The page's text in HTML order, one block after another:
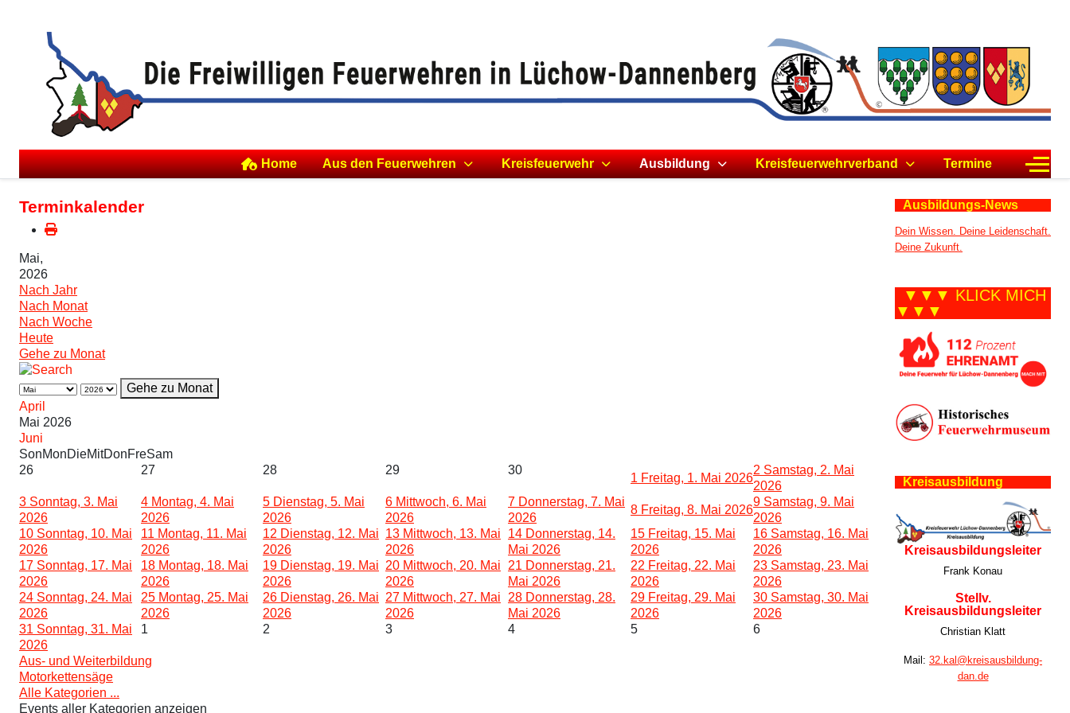
Home Aus den Feuerwehren Kreisfeuerwehr Ausbildung Kreisfeuerwehrverband Termine Off-
Terminkalender
Mai,
2026
Nach Jahr
Nach Monat
Nach Woche
Heute
Gehe zu Monat
Gehe zu Monat
April
Mai 2026
Juni
SonMonDieMitDonFreSam
26
27 28 29 30
1 Freitag, 1. Mai 2026
2 Samstag, 2. Mai
2026
3 Sonntag, 3. Mai
2026
4 Montag, 4. Mai
2026
5 Dienstag, 5. Mai
2026
6 Mittwoch, 6. Mai
2026
7 Donnerstag, 7. Mai
2026
8 Freitag, 8. Mai 2026
9 Samstag, 9. Mai
2026
10 Sonntag, 10. Mai
2026
11 Montag, 11. Mai
2026
12 Dienstag, 12. Mai
2026
13 Mittwoch, 13. Mai
2026
14 Donnerstag, 14.
Mai 2026
15 Freitag, 15. Mai
2026
16 Samstag, 16. Mai
2026
17 Sonntag, 17. Mai
2026
18 Montag, 18. Mai
2026
19 Dienstag, 19. Mai
2026
20 Mittwoch, 20. Mai
2026
21 Donnerstag, 21.
Mai 2026
22 Freitag, 22. Mai
2026
23 Samstag, 23. Mai
2026
24 Sonntag, 24. Mai
2026
25 Montag, 25. Mai
2026
26 Dienstag, 26. Mai
2026
27 Mittwoch, 27. Mai
2026
28 Donnerstag, 28.
Mai 2026
29 Freitag, 29. Mai
2026
30 Samstag, 30. Mai
2026
31 Sonntag, 31. Mai
2026
1 2 3 4 5 6
Aus- und Weiterbildung
Motorkettensäge
Alle Kategorien ...
Events aller Kategorien anzeigen
Ausbildungs-News
Dein Wissen. Deine Leidenschaft.
Deine Zukunft.
▼▼▼ KLICK MICH
▼▼▼
Kreisausbildung
Kreisausbildungsleiter
Frank Konau
Stellv.
Kreisausbildungsleiter
Christian Klatt
Mail: 32.kal@kreisausbildung-
dan.de